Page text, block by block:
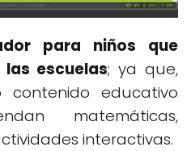
para niños que
escuelas; ya que,
educativo
matemáticas,
interactivas.